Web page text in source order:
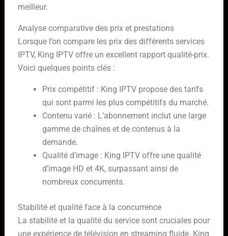
meilleur.
Analyse comparative des prix et prestations
Lorsque l’on compare les prix des différents services
IPTV, King IPTV offre un excellent rapport qualité-prix.
Voici quelques points clés :
Prix compétitif : King IPTV propose des tarifs
qui sont parmi les plus compétitifs du marché.
Contenu varié : L’abonnement inclut une large
gamme de chaînes et de contenus à la
demande.
Qualité d’image : King IPTV offre une qualité
d’image HD et 4K, surpassant ainsi de
nombreux concurrents.
Stabilité et qualité face à la concurrence
La stabilité et la qualité du service sont cruciales pour
une expérience de télévision en streaming fluide. King